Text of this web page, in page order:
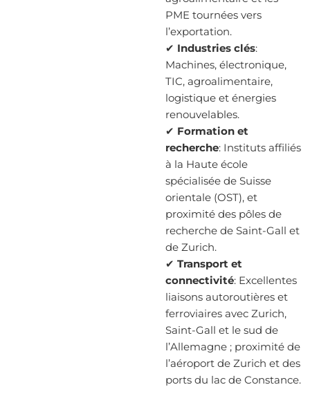
PME tournées vers
l’exportation.
✔ Industries clés:
Machines, électronique,
TIC, agroalimentaire,
logistique et énergies
renouvelables.
✔ Formation et
recherche: Instituts affiliés
à la Haute école
spécialisée de Suisse
orientale (OST), et
proximité des pôles de
recherche de Saint-Gall et
de Zurich.
✔ Transport et
connectivité: Excellentes
liaisons autoroutières et
ferroviaires avec Zurich,
Saint-Gall et le sud de
l’Allemagne ; proximité de
l’aéroport de Zurich et des
ports du lac de Constance.